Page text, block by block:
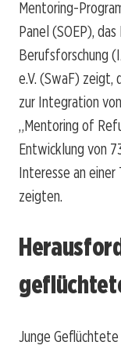
Mentoring-
Panel (SOEP),
Berufsforschung
e.V. (SwaF) zeigt,
zur Integration
„Mentoring of
Entwicklung von
Interesse an einer
zeigten.
Junge